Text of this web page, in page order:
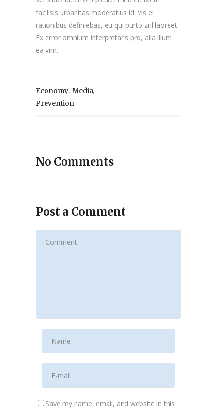
facilisis urbanitas moderatius id. Vis ei
rationibus definiebas, eu qui purto zril laoreet.
Ex error omnium interpretaris pro, alia illum
ea vim.
Economy, Media,
Prevention
No Comments
Post a Comment
Save my name, email, and website in this